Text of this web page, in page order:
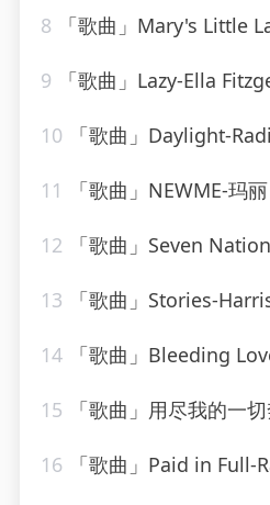
8 「歌曲」Mary's Little
9 「歌曲」Lazy-Ella
10 「歌曲」Daylight-
11 「歌曲」NEWME-玛
12 「歌曲」Seven Nation
13 「歌曲」Stories-
14 「歌曲」Bleeding
15 「歌曲」用尽我的一
16 「歌曲」Paid in Full-